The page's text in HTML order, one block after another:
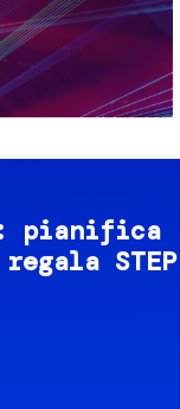
pianifica
STEP